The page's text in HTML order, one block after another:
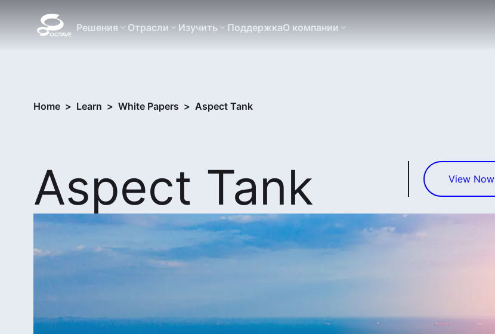
Решения Отрасли Изучить ПоддержкаО компании
Home > Learn > White Papers > Aspect Tank
Aspect Tank View Now